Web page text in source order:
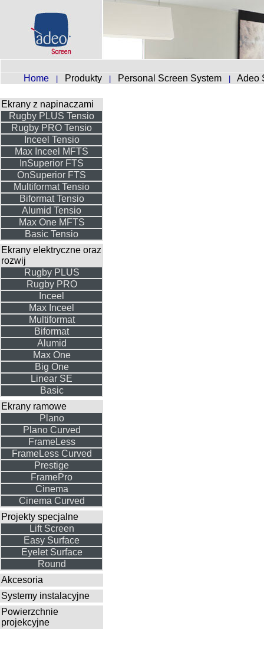
Home Produkty Personal Screen System Adeo
Ekrany z napinaczami
Rugby PLUS Tensio
Rugby PRO Tensio
Inceel Tensio
Max Inceel MFTS
InSuperior FTS
OnSuperior FTS
Multiformat Tensio
Biformat Tensio
Alumid Tensio
Max One MFTS
Basic Tensio
Ekrany elektryczne oraz
rozwij
Rugby PLUS
Rugby PRO
Inceel
Max Inceel
Multiformat
Biformat
Alumid
Max One
Big One
Linear SE
Basic
Ekrany ramowe
Plano
Plano Curved
FrameLess
FrameLess Curved
Prestige
FramePro
Cinema
Cinema Curved
Projekty specjalne
Lift Screen
Easy Surface
Eyelet Surface
Round
Akcesoria
Systemy instalacyjne
Powierzchnie
projekcyjne